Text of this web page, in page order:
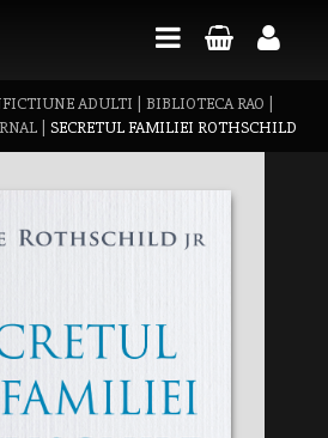
ADULTI BIBLIOTECA RAO
| SECRETUL FAMILIEI ROTHSCHILD